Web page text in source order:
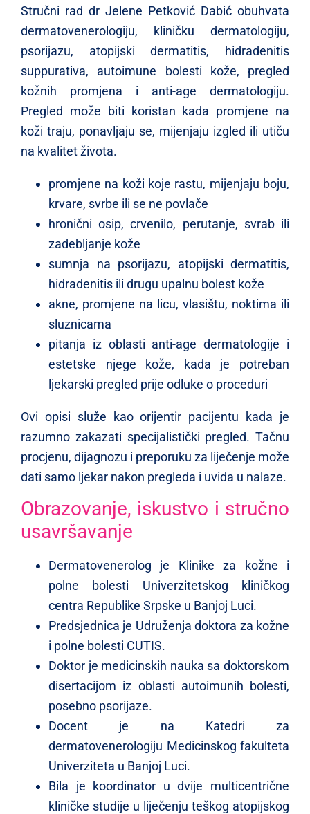
Stručni rad dr Jelene Petković Dabić obuhvata
dermatovenerologiju, kliničku dermatologiju,
psorijazu, atopijski dermatitis, hidradenitis
suppurativa, autoimune bolesti kože, pregled
kožnih promjena i anti-age dermatologiju.
Pregled može biti koristan kada promjene na
koži traju, ponavljaju se, mijenjaju izgled ili utiču
na kvalitet života.
promjene na koži koje rastu, mijenjaju boju,
krvare, svrbe ili se ne povlače
hronični osip, crvenilo, perutanje, svrab ili
zadebljanje kože
sumnja na psorijazu, atopijski dermatitis,
hidradenitis ili drugu upalnu bolest kože
akne, promjene na licu, vlasištu, noktima ili
sluznicama
pitanja iz oblasti anti-age dermatologije i
estetske njege kože, kada je potreban
ljekarski pregled prije odluke o proceduri
Ovi opisi služe kao orijentir pacijentu kada je
razumno zakazati specijalistički pregled. Tačnu
procjenu, dijagnozu i preporuku za liječenje može
dati samo ljekar nakon pregleda i uvida u nalaze.
Obrazovanje, iskustvo i stručno
usavršavanje
Dermatovenerolog je Klinike za kožne i
polne bolesti Univerzitetskog kliničkog
centra Republike Srpske u Banjoj Luci.
Predsjednica je Udruženja doktora za kožne
i polne bolesti CUTIS.
Doktor je medicinskih nauka sa doktorskom
disertacijom iz oblasti autoimunih bolesti,
posebno psorijaze.
Docent je na Katedri za
dermatovenerologiju Medicinskog fakulteta
Univerziteta u Banjoj Luci.
Bila je koordinator u dvije multicentrične
kliničke studije u liječenju teškog atopijskog